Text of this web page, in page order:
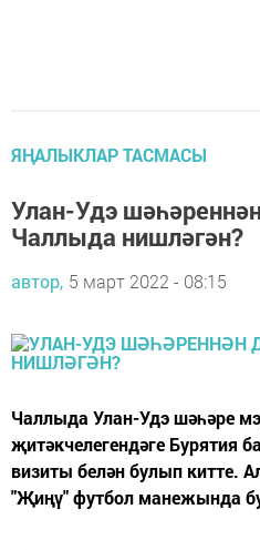
ЯҢАЛЫКЛАР ТАСМАСЫ
Улан-Удэ
Чаллыда нишләгән?
автор, 5 март 2022 - 08:15
Чаллыда Улан-Удэ шәһәре
җитәкчелегендәге Бурятия
визиты белән булып китте.
"Җиңү" футбол манежында